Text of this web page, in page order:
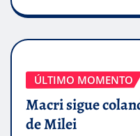
ÚLTIMO MOMENTO
Macri sigue
de Milei